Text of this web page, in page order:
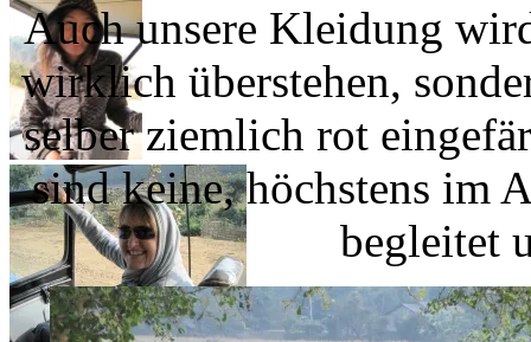
Auch unsere Kleidung
wirklich überstehen,
selber ziemlich rot
sind keine, höchstens im
begleitet